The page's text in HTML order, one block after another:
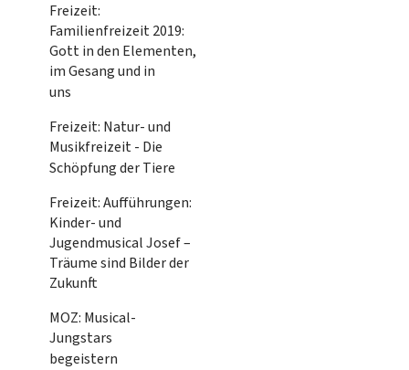
Freizeit:
Familienfreizeit 2019:
Gott in den Elementen,
im Gesang und in
uns
Freizeit: Natur- und
Musikfreizeit - Die
Schöpfung der Tiere
Freizeit: Aufführungen:
Kinder- und
Jugendmusical Josef –
Träume sind Bilder der
Zukunft
MOZ: Musical-
Jungstars
begeistern